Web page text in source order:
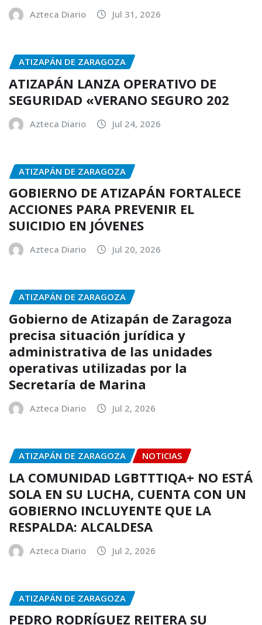
Azteca Diario Jul 31, 2026
ATIZAPÁN DE ZARAGOZA
ATIZAPÁN LANZA OPERATIVO DE
SEGURIDAD «VERANO SEGURO 202
Azteca Diario Jul 24, 2026
ATIZAPÁN DE ZARAGOZA
GOBIERNO DE ATIZAPÁN FORTALECE
ACCIONES PARA PREVENIR EL
SUICIDIO EN JÓVENES
Azteca Diario Jul 20, 2026
ATIZAPÁN DE ZARAGOZA
Gobierno de Atizapán de Zaragoza
precisa situación jurídica y
administrativa de las unidades
operativas utilizadas por la
Secretaría de Marina
Azteca Diario Jul 2, 2026
ATIZAPÁN DE ZARAGOZA NOTICIAS
LA COMUNIDAD LGBTTTIQA+ NO ESTÁ
SOLA EN SU LUCHA, CUENTA CON UN
GOBIERNO INCLUYENTE QUE LA
RESPALDA: ALCALDESA
Azteca Diario Jul 2, 2026
ATIZAPÁN DE ZARAGOZA
PEDRO RODRÍGUEZ REITERA SU